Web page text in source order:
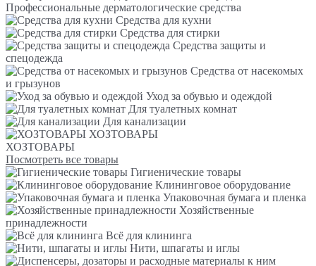
Профессиональные дерматологические средства
Средства для кухни
Средства для стирки
Средства защиты и
спецодежда
Средства от насекомых
и грызунов
Уход за обувью и одеждой
Для туалетных комнат
Для канализации
ХОЗТОВАРЫ
ХОЗТОВАРЫ
Посмотреть все товары
Гигиенические товары
Клининговое оборудование
Упаковочная бумага и пленка
Хозяйственные
принадлежности
Всё для клининга
Нити, шпагаты и иглы